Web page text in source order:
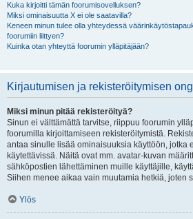
Kuka kirjoitti tämän foorumisovelluksen?
Miksi ominaisuutta X ei ole saatavilla?
Keneen minun tulee olla yhteydessä
foorumiin liittyen?
Kuinka otan yhteyttä foorumin ylläpitäjään?
Kirjautumisen ja rekisteröitymisen
Miksi minun pitää rekisteröityä?
Sinun ei välttämättä tarvitse, riippuu foorumin
foorumilla kirjoittamiseen rekisteröitymistä.
antaa sinulle lisää ominaisuuksia käyttöön, jotka
käytettävissä. Näitä ovat mm. avatar-kuvan
sähköpostien lähettäminen muille käyttäjille,
Siihen menee aikaa vain muutamia hetkiä, joten
Ylös